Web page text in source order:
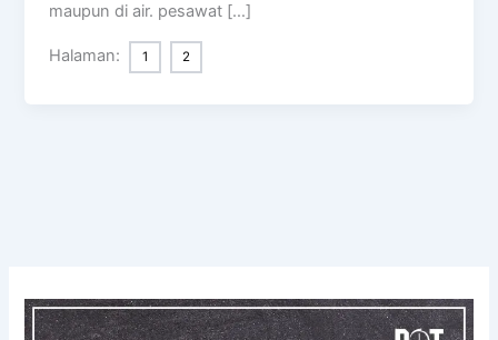
maupun di air. pesawat […]
Halaman: 1 2